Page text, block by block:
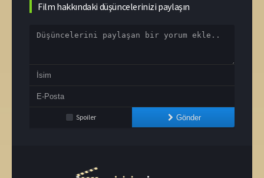
Film hakkındaki düşüncelerinizi paylaşın
Spoiler Gönder